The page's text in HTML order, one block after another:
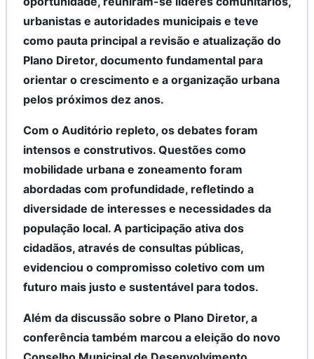
urbanistas e autoridades municipais e teve
como pauta principal a revisão e atualização do
Plano Diretor, documento fundamental para
orientar o crescimento e a organização urbana
pelos próximos dez anos.
Com o Auditório repleto, os debates foram
intensos e construtivos. Questões como
mobilidade urbana e zoneamento foram
abordadas com profundidade, refletindo a
diversidade de interesses e necessidades da
população local. A participação ativa dos
cidadãos, através de consultas públicas,
evidenciou o compromisso coletivo com um
futuro mais justo e sustentável para todos.
Além da discussão sobre o Plano Diretor, a
conferência também marcou a eleição do novo